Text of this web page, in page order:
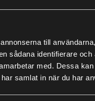
till
sådana identifierare och
med. Dessa
samlat in när du har